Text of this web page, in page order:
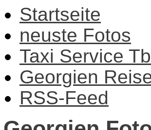
Startseite
neuste Fotos
Taxi Service
Georgien
RSS-Feed